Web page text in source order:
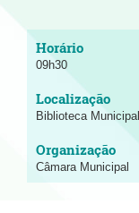
09h30
Biblioteca Municipal
Câmara Municipal